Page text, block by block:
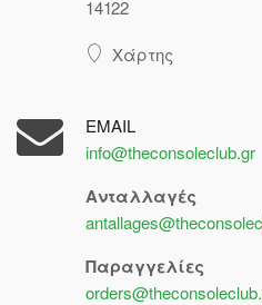
14122
Χάρτης
EMAIL
info@theconsoleclub.gr
Ανταλλαγές
Παραγγελίες